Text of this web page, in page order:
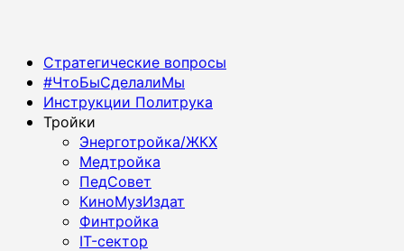
Основное
меню
Стратегические вопросы
#ЧтоБыСделалиМы
Инструкции Политрука
Тройки
Энерготройка/ЖКХ
Медтройка
ПедСовет
КиноМузИздат
Финтройка
IT-сектор